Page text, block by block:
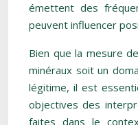
émettent des
peuvent influencer
Bien que la mesure
minéraux soit un
légitime, il est
objectives des
faites dans le